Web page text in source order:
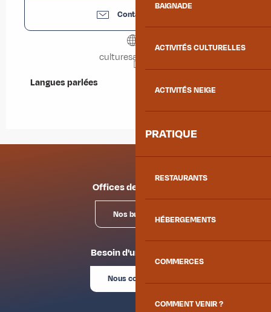
BAIGNADE
ACTIVITÉS CULTURELLES
ACTIVITÉS NEIGE
PRATIQUE
RESTAURANTS
HÉBERGEMENTS
COMMERCES
COMMENT VENIR ?
Contactez-nous
culturesafran73.fr
Langues parlées
Langues parlées
Offices de tourisme
Nos bureaux
Besoin d'un conseil ?
Nous contacter